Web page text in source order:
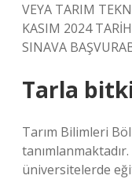
VEYA TARIM
KASIM 2024
SINAVA
Tarla
Tarım Bilimleri
tanımlanmaktadır.
üniversitelerde